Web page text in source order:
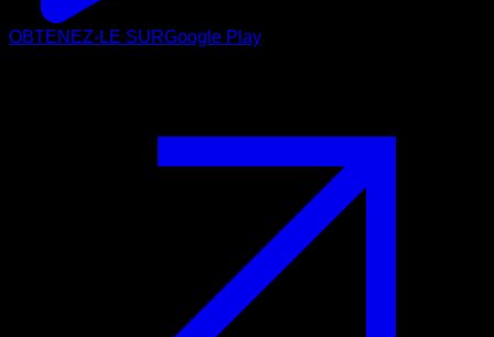
OBTENEZ-LE SURGoogle Play